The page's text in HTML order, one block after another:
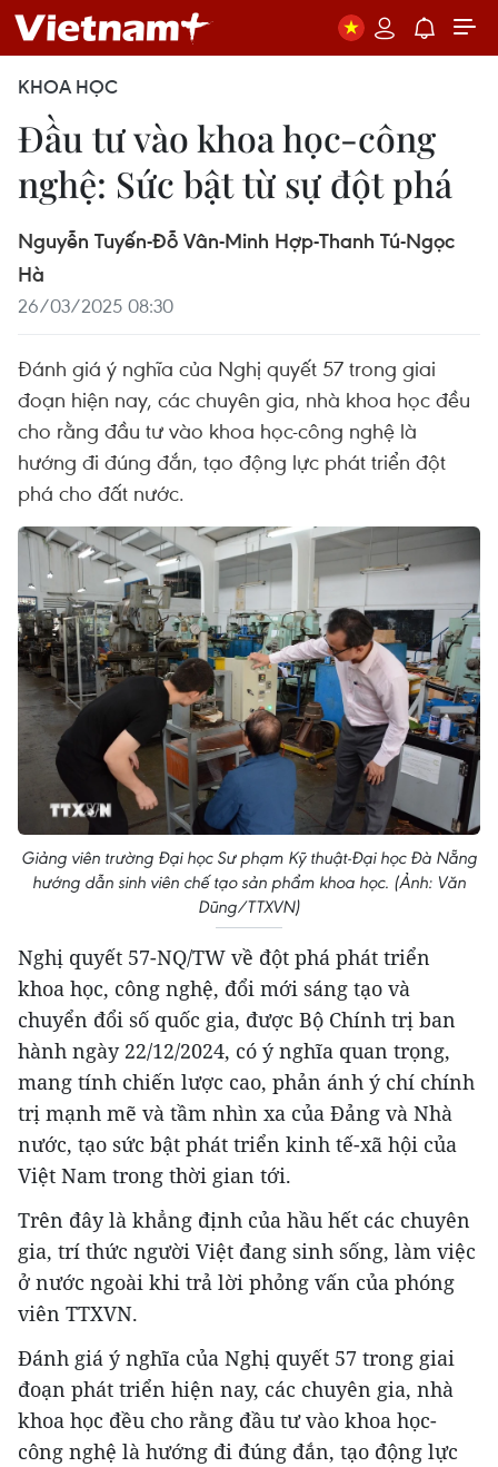
KHOA HỌC
Đầu tư vào khoa học-công
nghệ: Sức bật từ sự đột phá
Nguyễn Tuyến-Đỗ Vân-Minh Hợp-Thanh Tú-Ngọc
Hà
26/03/2025 08:30
Đánh giá ý nghĩa của Nghị quyết 57 trong giai
đoạn hiện nay, các chuyên gia, nhà khoa học đều
cho rằng đầu tư vào khoa học-công nghệ là
hướng đi đúng đắn, tạo động lực phát triển đột
phá cho đất nước.
Giảng viên trường Đại học Sư phạm Kỹ thuật-Đại học Đà Nẵng
hướng dẫn sinh viên chế tạo sản phẩm khoa học. (Ảnh: Văn
Dũng/TTXVN)
Nghị quyết 57-NQ/TW về đột phá phát triển
khoa học, công nghệ, đổi mới sáng tạo và
chuyển đổi số quốc gia, được Bộ Chính trị ban
hành ngày 22/12/2024, có ý nghĩa quan trọng,
mang tính chiến lược cao, phản ánh ý chí chính
trị mạnh mẽ và tầm nhìn xa của Đảng và Nhà
nước, tạo sức bật phát triển kinh tế-xã hội của
Việt Nam trong thời gian tới.
Trên đây là khẳng định của hầu hết các chuyên
gia, trí thức người Việt đang sinh sống, làm việc
ở nước ngoài khi trả lời phỏng vấn của phóng
viên TTXVN.
Đánh giá ý nghĩa của Nghị quyết 57 trong giai
đoạn phát triển hiện nay, các chuyên gia, nhà
khoa học đều cho rằng đầu tư vào khoa học-
công nghệ là hướng đi đúng đắn, tạo động lực